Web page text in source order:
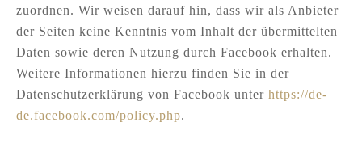
zuordnen. Wir weisen darauf hin, dass wir als Anbieter
der Seiten keine Kenntnis vom Inhalt der übermittelten
Daten sowie deren Nutzung durch Facebook erhalten.
Weitere Informationen hierzu finden Sie in der
Datenschutzerklärung von Facebook unter https://de-
de.facebook.com/policy.php.